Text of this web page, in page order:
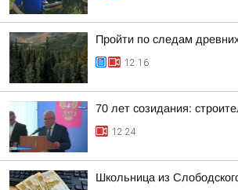
Пройти по следам
12:16
70 лет созидания:
12:24
Школьница из